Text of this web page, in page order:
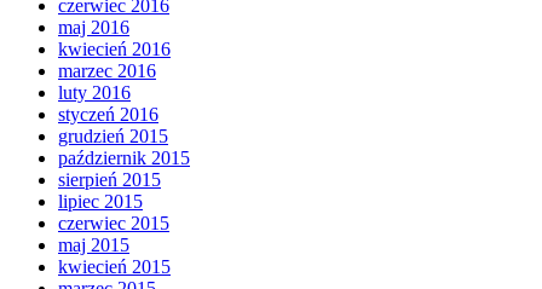
czerwiec 2016
maj 2016
kwiecień 2016
marzec 2016
luty 2016
styczeń 2016
grudzień 2015
październik 2015
sierpień 2015
lipiec 2015
czerwiec 2015
maj 2015
kwiecień 2015